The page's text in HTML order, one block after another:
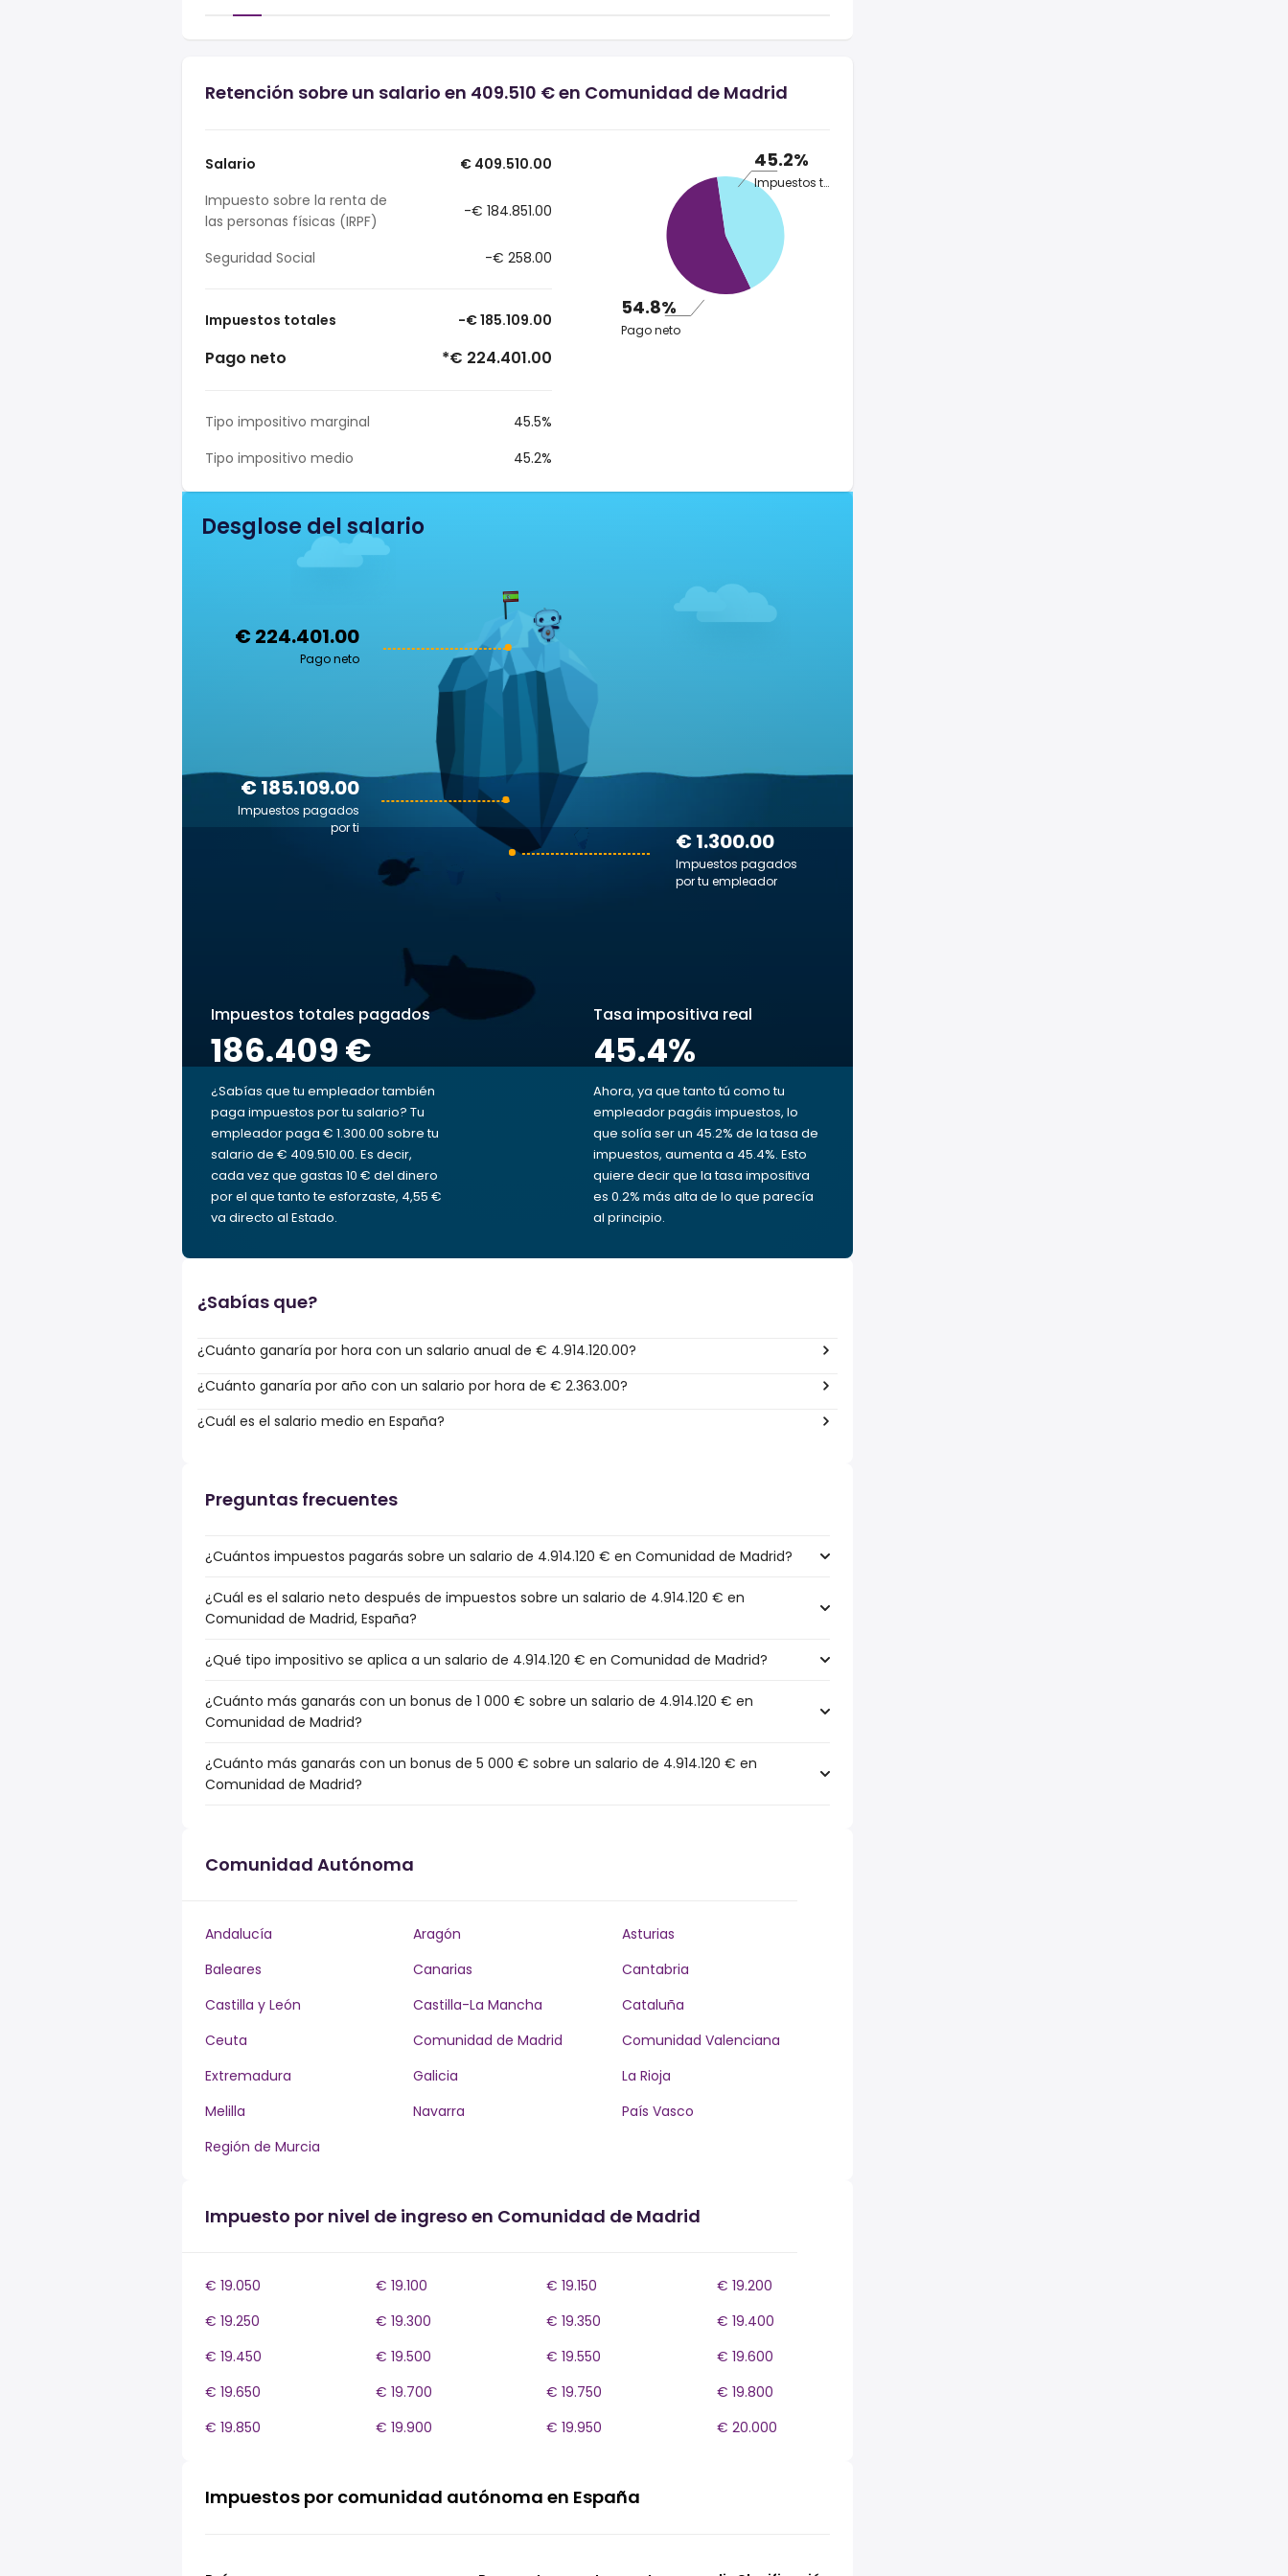
Retención sobre un salario en 409.510 € en Comunidad de Madrid
Salario
€ 409.510.00
Impuesto sobre la renta de
las personas físicas (IRPF)
-€ 184.851.00
Seguridad Social -€ 258.00
Impuestos totales -€ 185.109.00
Pago neto *€ 224.401.00
Tipo impositivo marginal
45.5%
Tipo impositivo medio
45.2%
45.2%
Impuestos totales
54.8%
Pago neto
Desglose del salario
€ 224.401.00
Pago neto
€ 1.300.00
Impuestos pagados
por tu empleador
€ 185.109.00
Impuestos pagados
por ti
Impuestos totales pagados
186.409 €
¿Sabías que tu empleador también
paga impuestos por tu salario? Tu
empleador paga € 1.300.00 sobre tu
salario de € 409.510.00. Es decir,
cada vez que gastas 10 € del dinero
por el que tanto te esforzaste, 4,55 €
va directo al Estado.
Tasa impositiva real
45.4%
Ahora, ya que tanto tú como tu
empleador pagáis impuestos, lo
que solía ser un 45.2% de la tasa de
impuestos, aumenta a 45.4%. Esto
quiere decir que la tasa impositiva
es 0.2% más alta de lo que parecía
al principio.
¿Sabías que?
¿Cuánto ganaría por hora con un salario anual de € 4.914.120.00?
¿Cuánto ganaría por año con un salario por hora de € 2.363.00?
¿Cuál es el salario medio en España?
Preguntas frecuentes
¿Cuántos impuestos pagarás sobre un salario de 4.914.120 € en Comunidad de Madrid?
¿Cuál es el salario neto después de impuestos sobre un salario de 4.914.120 € en
Comunidad de Madrid, España?
¿Qué tipo impositivo se aplica a un salario de 4.914.120 € en Comunidad de Madrid?
¿Cuánto más ganarás con un bonus de 1 000 € sobre un salario de 4.914.120 € en
Comunidad de Madrid?
¿Cuánto más ganarás con un bonus de 5 000 € sobre un salario de 4.914.120 € en
Comunidad de Madrid?
Comunidad Autónoma
Andalucía Aragón
Asturias
Baleares
Canarias
Cantabria
Castilla y León
Castilla-La Mancha
Cataluña
Ceuta
Comunidad de Madrid
Comunidad Valenciana
Extremadura
Galicia
La Rioja
Melilla
Navarra
País Vasco
Región de Murcia
Impuesto por nivel de ingreso en Comunidad de Madrid
€ 19.050 € 19.100 € 19.150
€ 19.200
€ 19.250
€ 19.300 € 19.350
€ 19.400
€ 19.450
€ 19.500 € 19.550
€ 19.600
€ 19.650
€ 19.700 € 19.750
€ 19.800
€ 19.850
€ 19.900 € 19.950 € 20.000
Impuestos por comunidad autónoma en España